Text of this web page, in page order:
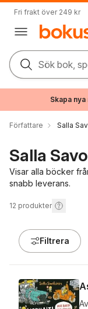
Fri frakt över 249 kr
Sök bok,
Skapa
Författare Salla
Salla
Visar alla böcker
snabb leverans.
12 produkter
Filtrera
Av